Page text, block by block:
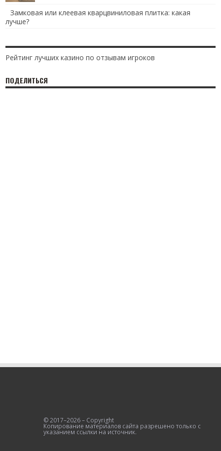
Замковая или клеевая кварцвиниловая плитка: какая
лучше?
Рейтинг лучших казино по отзывам игроков
ПОДЕЛИТЬСЯ
© 2017–2026 – Copyright
Копирование материалов сайта разрешено только с
указанием ссылки на источник.